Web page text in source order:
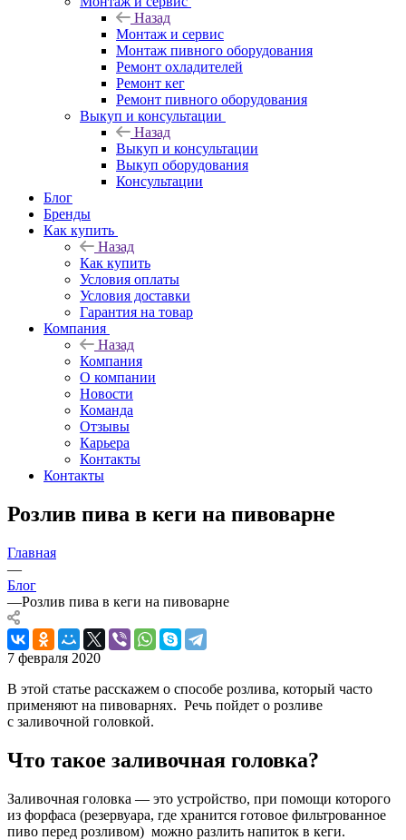
Назад
Монтаж и сервис
Монтаж пивного оборудования
Ремонт охладителей
Ремонт кег
Ремонт пивного оборудования
Выкуп и консультации
Назад
Выкуп и консультации
Выкуп оборудования
Консультации
Блог
Бренды
Как купить
Назад
Как купить
Условия оплаты
Условия доставки
Гарантия на товар
Компания
Назад
Компания
О компании
Новости
Команда
Отзывы
Карьера
Контакты
Контакты
Розлив пива в кеги на пивоварне
Главная
—
Блог
—Розлив пива в кеги на пивоварне
7 февраля 2020
В этой статье расскажем о способе розлива, который часто
применяют на пивоварнях. Речь пойдет о розливе
с заливочной головкой.
Что такое заливочная головка?
Заливочная головка — это устройство, при помощи которого
из форфаса (резервуара, где хранится готовое фильтрованное
пиво перед розливом) можно разлить напиток в кеги.